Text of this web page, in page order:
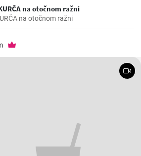
na otočnom ražni
na otočnom ražni